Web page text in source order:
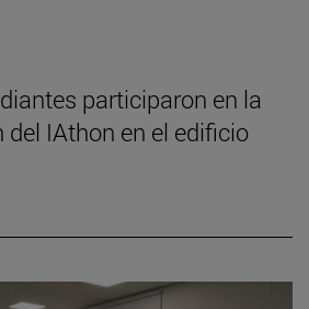
participaron en la
del IAthon en el edificio